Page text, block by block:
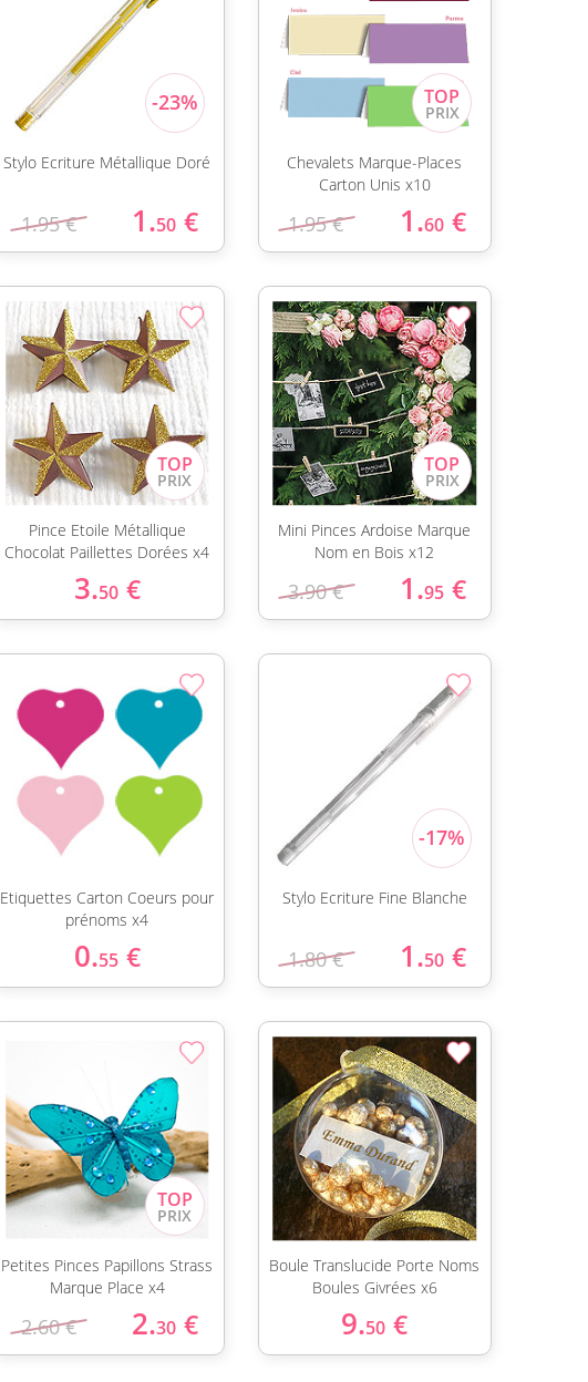
Stylo Ecriture Métallique Doré
1.95 € 1.50 €
Chevalets Marque-Places
Carton Unis x10
1.95 € 1.60 €
Pince Etoile Métallique
Chocolat Paillettes Dorées x4
3.50 €
Mini Pinces Ardoise Marque
Nom en Bois x12
3.90 € 1.95 €
Etiquettes Carton Coeurs pour
prénoms x4
0.55 €
Stylo Ecriture Fine Blanche
1.80 € 1.50 €
Petites Pinces Papillons Strass
Marque Place x4
2.60 € 2.30 €
Boule Translucide Porte Noms
Boules Givrées x6
9.50 €